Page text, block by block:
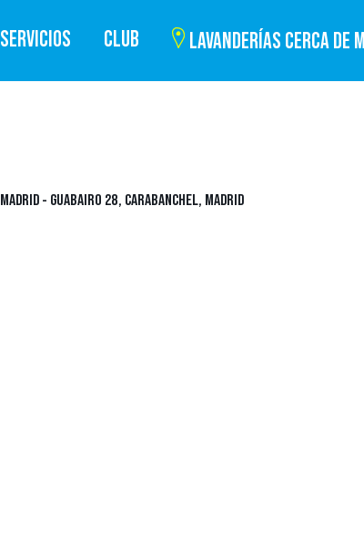
SERVICIOS CLUB LAVANDERÍAS CERCA DE MÍ
MADRID - GUABAIRO 28, CARABANCHEL, MADRID